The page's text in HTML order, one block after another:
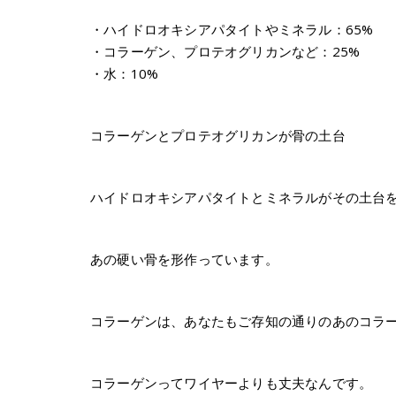
・ハイドロオキシアパタイトやミネラル：65%
・コラーゲン、プロテオグリカンなど：25%
・水：10%
コラーゲンとプロテオグリカンが骨の土台
ハイドロオキシアパタイトとミネラルがその土台
あの硬い骨を形作っています。
コラーゲンは、あなたもご存知の通りのあのコラ
コラーゲンってワイヤーよりも丈夫なんです。